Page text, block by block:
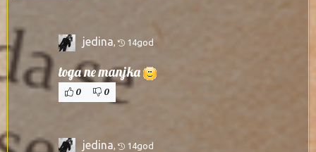
jedina, 14god
toga ne manjka
0 0
jedina 14god